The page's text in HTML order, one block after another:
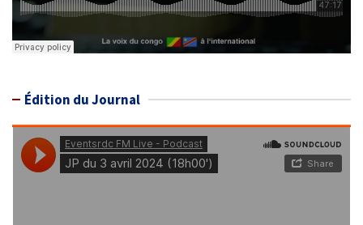
Édition du Journal